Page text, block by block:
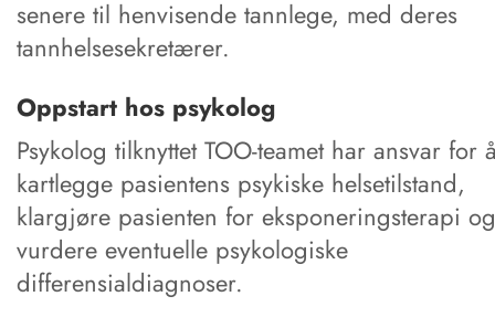
senere til henvisende tannlege, med deres
tannhelsesekretærer.
Oppstart hos psykolog
Psykolog tilknyttet TOO-teamet har ansvar for
kartlegge pasientens psykiske helsetilstand,
klargjøre pasienten for eksponeringsterapi og
vurdere eventuelle psykologiske
differensialdiagnoser.